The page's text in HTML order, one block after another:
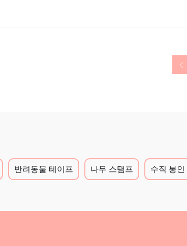
반려동물 테이프 나무 스탬프 수직 봉인